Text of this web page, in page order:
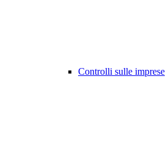
Controlli sulle imprese